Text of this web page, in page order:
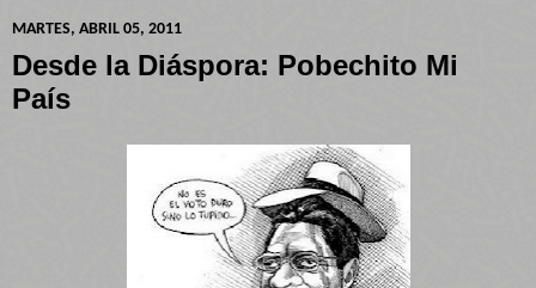
MARTES, ABRIL 05, 2011
Desde la Diáspora: Pobechito Mi
País